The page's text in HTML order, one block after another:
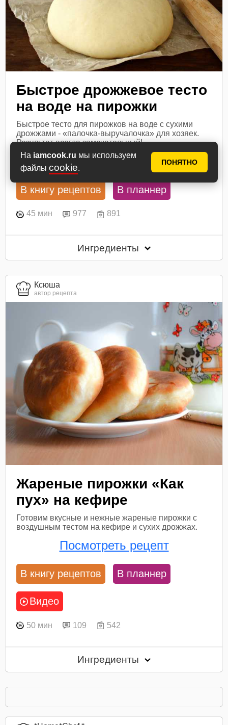
На iamcook.ru мы используем
файлы cookie.
ПОНЯТНО
Быстрое дрожжевое тесто
на воде на пирожки
Быстрое тесто для пирожков на воде с сухими
дрожжами - «палочка-выручалочка» для хозяек.
Результат всегда замечательный!
Посмотреть рецепт
В книгу рецептов В планнер
45 мин 977 891
Ингредиенты
Ксюша
автор рецепта
Жареные пирожки «Как
пух» на кефире
Готовим вкусные и нежные жареные пирожки с
воздушным тестом на кефире и сухих дрожжах.
Посмотреть рецепт
В книгу рецептов В планнер
Видео
50 мин 109 542
Ингредиенты